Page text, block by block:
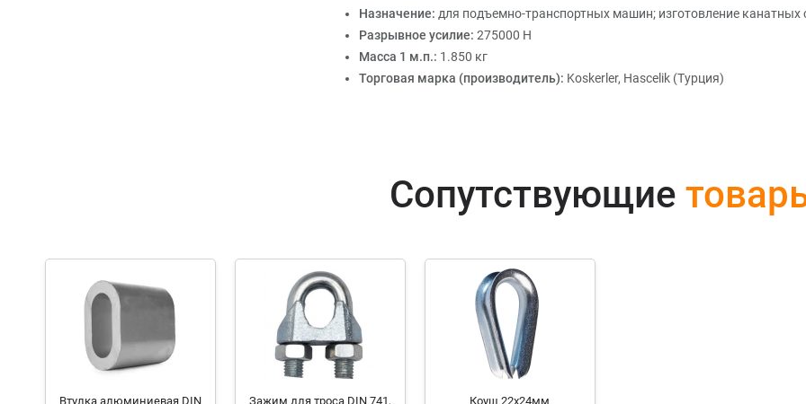
Назначение: для подъемно-транспортных машин; изготовление канатных
Разрывное усилие: 275000 Н
Масса 1 м.п.: 1.850 кг
Торговая марка (производитель): Koskerler, Hascelik (Турция)
Сопутствующие
Втулка алюминиевая DIN
Зажим для троса DIN 741,
Коуш 22х24мм